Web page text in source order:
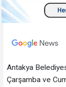
Antakya
Çarşamba ve